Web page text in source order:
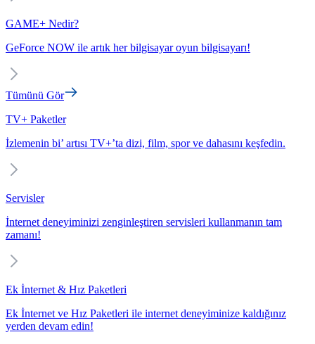
GAME+ Nedir?
GeForce NOW ile artık her bilgisayar oyun bilgisayarı!
Tümünü Gör
TV+ Paketler
İzlemenin bi’ artısı TV+’ta dizi, film, spor ve dahasını keşfedin.
Servisler
İnternet deneyiminizi zenginleştiren servisleri kullanmanın tam
zamanı!
Ek İnternet & Hız Paketleri
Ek İnternet ve Hız Paketleri ile internet deneyiminize kaldığınız
yerden devam edin!